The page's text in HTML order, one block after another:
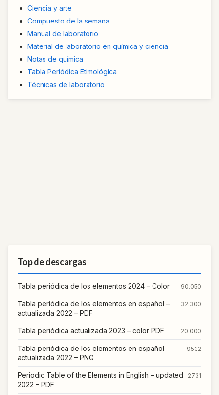
Ciencia y arte
Compuesto de la semana
Manual de laboratorio
Material de laboratorio en química y ciencia
Notas de química
Tabla Periódica Etimológica
Técnicas de laboratorio
Top de descargas
Tabla periódica de los elementos 2024 – Color 90.050
Tabla periódica de los elementos en español –
actualizada 2022 – PDF
32.300
Tabla periódica actualizada 2023 – color PDF 20.000
Tabla periódica de los elementos en español –
actualizada 2022 – PNG
9532
Periodic Table of the Elements in English – updated
2022 – PDF
2731